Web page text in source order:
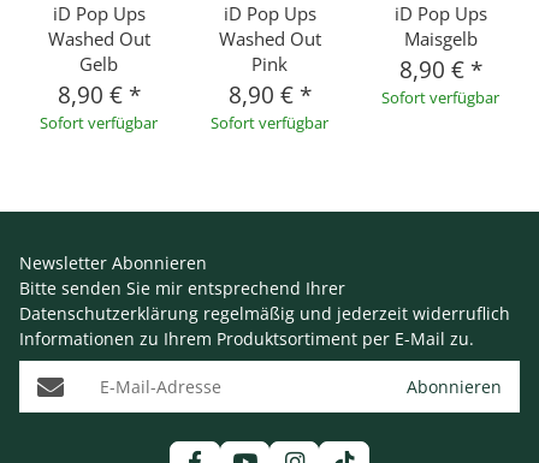
iD Pop Ups
Washed Out
Gelb
8,90 € *
Sofort verfügbar
iD Pop Ups
Washed Out
Pink
8,90 € *
Sofort verfügbar
iD Pop Ups
Maisgelb
8,90 € *
Sofort verfügbar
Newsletter Abonnieren
Bitte senden Sie mir entsprechend Ihrer
Datenschutzerklärung regelmäßig und jederzeit widerruflich
Informationen zu Ihrem Produktsortiment per E-Mail zu.
E-Mail-Adresse Abonnieren